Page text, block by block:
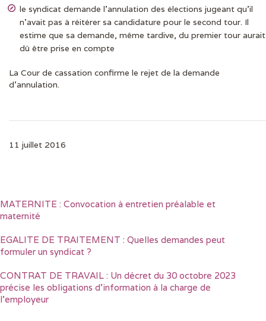
le syndicat demande l’annulation des élections jugeant qu’il
n’avait pas à réitérer sa candidature pour le second tour. Il
estime que sa demande, même tardive, du premier tour aurait
dû être prise en compte
La Cour de cassation confirme le rejet de la demande
d’annulation.
11 juillet 2016
MATERNITE : Convocation à entretien préalable et
maternité
EGALITE DE TRAITEMENT : Quelles demandes peut
formuler un syndicat ?
CONTRAT DE TRAVAIL : Un décret du 30 octobre 2023
précise les obligations d’information à la charge de
l’employeur